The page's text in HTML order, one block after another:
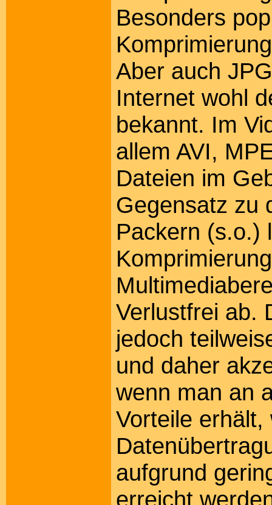
Besonders
Aber auch
Internet wohl
bekannt. Im
allem AVI,
Dateien im
Gegensatz zu
Packern (s.o.)
Verlustfrei ab.
jedoch
und daher
wenn man an
Vorteile
aufgrund
erreicht